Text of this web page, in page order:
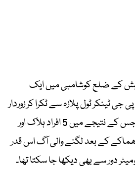
کے ضلع کوشامبی میں ایک
ٹینکر ٹول پلازہ سے ٹکرا کر زوردار
دھماکے سے پھٹ گیا، جس کے نتیجے میں 5 افراد ہلاک اور
کے بعد لگنے والی آگ اس قدر